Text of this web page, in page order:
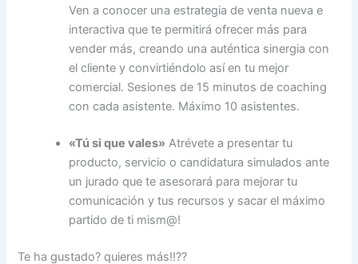
Ven a conocer una estrategia de venta nueva e
interactiva que te permitirá ofrecer más para
vender más, creando una auténtica sinergia con
el cliente y convirtiéndolo así en tu mejor
comercial. Sesiones de 15 minutos de coaching
con cada asistente. Máximo 10 asistentes.
«Tú si que vales» Atrévete a presentar tu
producto, servicio o candidatura simulados ante
un jurado que te asesorará para mejorar tu
comunicación y tus recursos y sacar el máximo
partido de ti mism@!
Te ha gustado? quieres más!!??